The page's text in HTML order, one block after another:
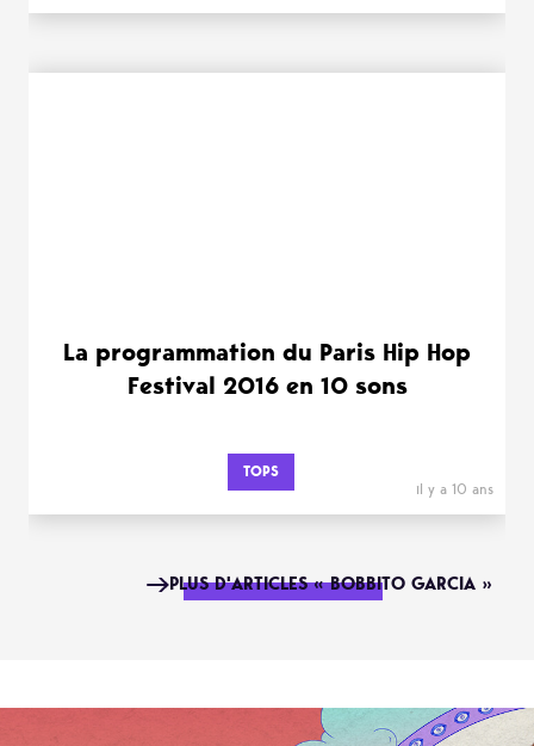
La programmation du Paris Hip Hop
Festival 2016 en 10 sons
TOPS
il y a 10 ans
PLUS D'ARTICLES « BOBBITO GARCIA »